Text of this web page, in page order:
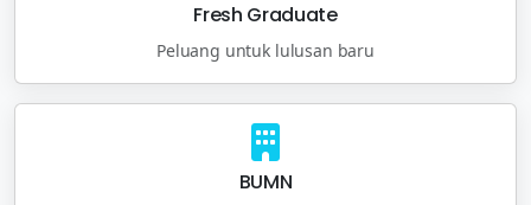
Fresh Graduate
Peluang untuk lulusan baru
BUMN